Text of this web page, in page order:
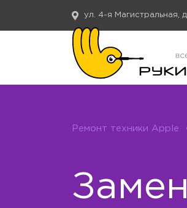
ул. 4-я Магистральная,
Ремонт техники Apple